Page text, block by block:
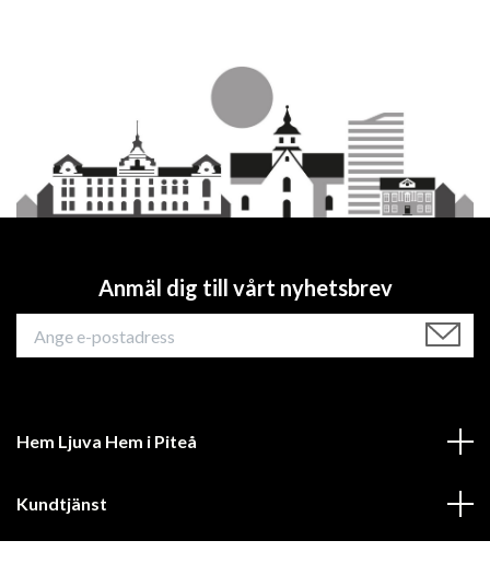
Anmäl dig till vårt nyhetsbrev
Hem Ljuva Hem i Piteå
Kundtjänst